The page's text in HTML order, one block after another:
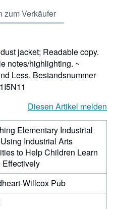
zum Verkäufer
jacket; Readable copy.
notes/highlighting. ~
Less. Bestandsnummer
Diesen Artikel melden
Elementary Industrial
Industrial Arts
to Help Children Learn
Effectively
Willcox Pub